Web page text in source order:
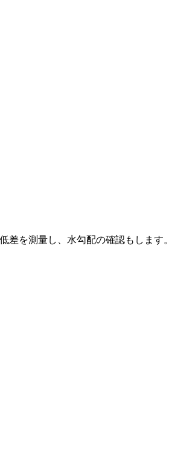
差を測量し、水勾配の確認もします。